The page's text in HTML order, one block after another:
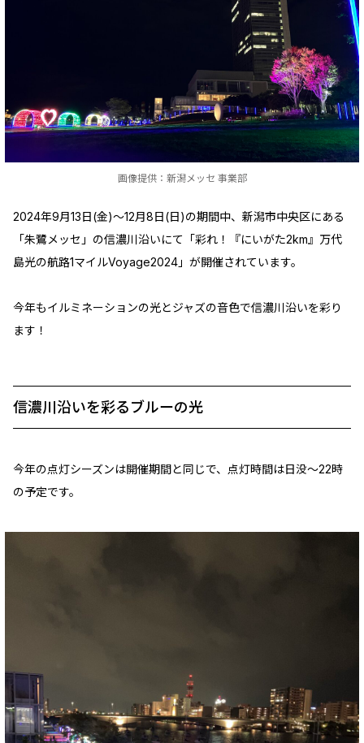
画像提供：新潟メッセ 事業部
2024年9月13日(金)～12月8日(日)の期間中、新潟市中央区にある
「朱鷺メッセ」の信濃川沿いにて「彩れ！『にいがた2km』万代
島光の航路1マイルVoyage2024」が開催されています。
今年もイルミネーションの光とジャズの音色で信濃川沿いを彩り
ます！
信濃川沿いを彩るブルーの光
今年の点灯シーズンは開催期間と同じで、点灯時間は日没～22時
の予定です。